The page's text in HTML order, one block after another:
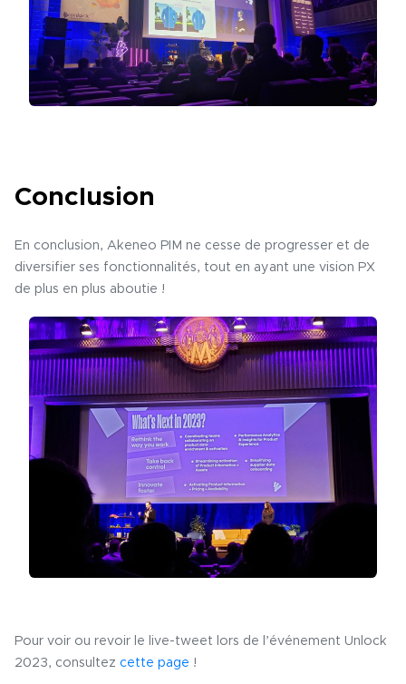
Conclusion
En conclusion, Akeneo PIM ne cesse de progresser et de
diversifier ses fonctionnalités, tout en ayant une vision PX
de plus en plus aboutie !
Pour voir ou revoir le live-tweet lors de l’événement Unlock
2023, consultez cette page !